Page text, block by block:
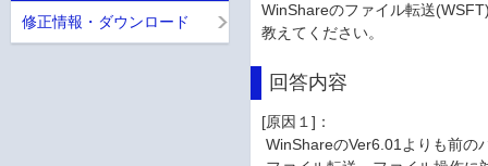
WinShareのファイル転送
教えてください。
回答内容
[原因１]：
WinShareのVer6.01よりも前の
修正情報・ダウンロード